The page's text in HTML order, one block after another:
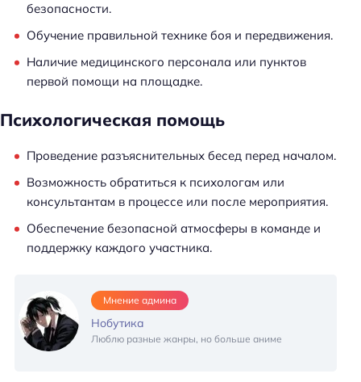
безопасности.
Обучение правильной технике боя и передвижения.
Наличие медицинского персонала или пунктов
первой помощи на площадке.
Психологическая помощь
Проведение разъяснительных бесед перед началом.
Возможность обратиться к психологам или
консультантам в процессе или после мероприятия.
Обеспечение безопасной атмосферы в команде и
поддержку каждого участника.
Мнение админа
Нобутика
Люблю разные жанры, но больше аниме